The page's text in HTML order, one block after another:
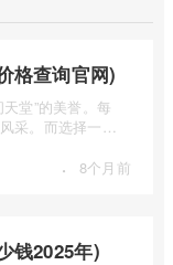
格查询官网)
堂”的美誉。每
采。而选择一个
· 8个月前
钱2025年)